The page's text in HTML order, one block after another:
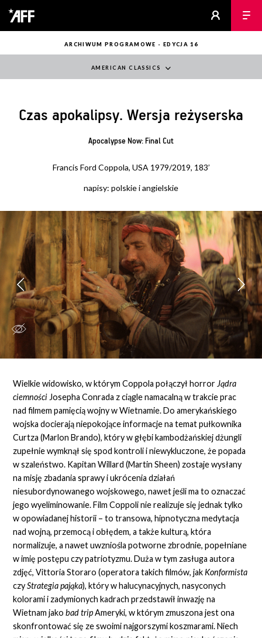
ARCHIWUM PROGRAMOWE - EDYCJA 16
AMERICAN CLASSICS
Czas apokalipsy. Wersja reżyserska
Apocalypse Now: Final Cut
Francis Ford Coppola, USA 1979/2019, 183’
napisy: polskie i angielskie
Wielkie widowisko, w którym Coppola połączył horror Jądra
ciemności Josepha Conrada z ciągle namacalną w trakcie prac
nad filmem pamięcią wojny w Wietnamie. Do amerykańskiego
wojska docierają niepokojące informacje na temat pułkownika
Curtza (Marlon Brando), który w głębi kambodżańskiej dżungli
zupełnie wymknął się spod kontroli i niewykluczone, że popada
w szaleństwo. Kapitan Willard (Martin Sheen) zostaje wysłany
na misję zbadania sprawy i ukrócenia działań
niesubordynowanego wojskowego, nawet jeśli ma to oznaczać
jego wyeliminowanie. Film Coppoli nie realizuje się jednak tylko
w opowiadanej historii – to transowa, hipnotyczna medytacja
nad wojną, przemocą i obłędem, a także kulturą, która
normalizuje, a nawet uwzniośla potworne zbrodnie, popełniane
w imię postępu czy patriotyzmu. Duża w tym zasługa autora
zdjęć, Vittoria Storaro (operatora takich filmów, jak Konformista
czyStrategia pająka), który w halucynacyjnych, nasyconych
kolorami i zadymionych kadrach przedstawił inwazję na
Wietnam jakobad tripAmeryki, w którym zmuszona jest ona
skonfrontować się ze swoimi najgorszymi koszmarami. Niech